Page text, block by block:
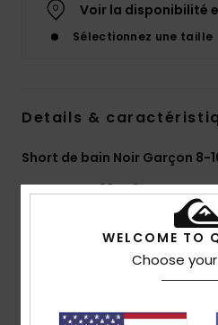
Voir la disponibilité
Sélectionnez une taille
Details &
Short de bain Noir Garçon 8-
StyleEQBJV03449 Code
Caractéristiques
Matière écoresponsable :
Taille :taille classique
WELCOME TO
Choose